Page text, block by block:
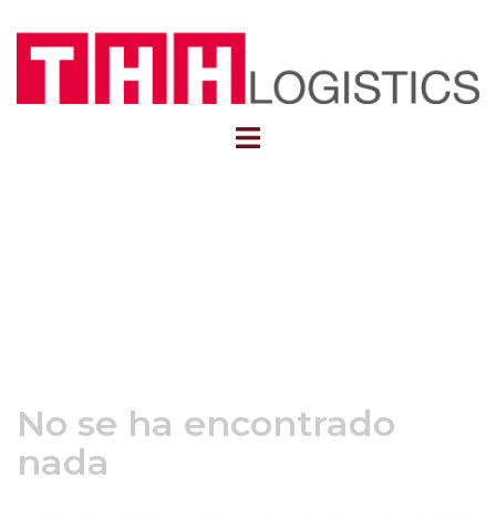
No se ha encontrado
nada